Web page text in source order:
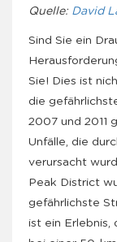
Quelle: David
Sind Sie ein
Sie! Dies ist
die
2007 und 2011
Unfälle, die
verursacht
Peak District
gefährlichste
ist ein Erlebnis,